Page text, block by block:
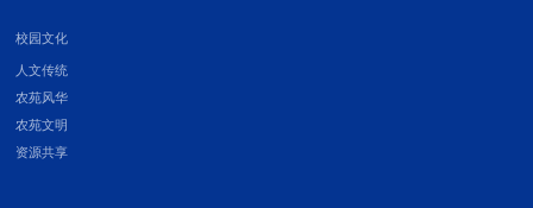
校园文化
人文传统
农苑风华
农苑文明
资源共享